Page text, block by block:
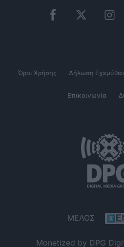
Όροι Χρήσης Δήλωση
Επικοινωνία
ΜΕΛΟΣ
Monetized by DPG